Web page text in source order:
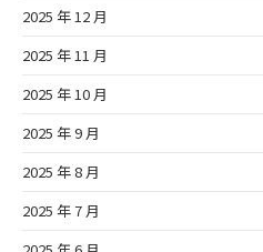
2025 年 12 月
2025 年 11 月
2025 年 10 月
2025 年 9 月
2025 年 8 月
2025 年 7 月